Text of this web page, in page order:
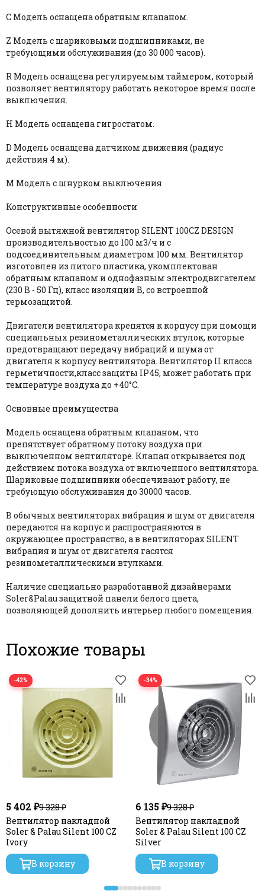
C Модель оснащена обратным клапаном.
Z Модель с шариковыми подшипниками, не
требующими обслуживания (до 30 000 часов).
R Модель оснащена регулируемым таймером, который
позволяет вентилятору работать некоторое время после
выключения.
H Модель оснащена гигростатом.
D Модель оснащена датчиком движения (радиус
действия 4 м).
М Модель с шнурком выключения
Конструктивные особенности
Осевой вытяжной вентилятор SILENT 100CZ DESIGN
производительностью до 100 м3/ч и с
подсоединительным диаметром 100 мм. Вентилятор
изготовлен из литого пластика, укомплектован
обратным клапаном и однофазным электродвигателем
(230 В - 50 Гц), класс изоляции B, со встроенной
термозащитой.
Двигатели вентилятора крепятся к корпусу при помощи
специальных резинометаллических втулок, которые
предотвращают передачу вибраций и шума от
двигателя к корпусу вентилятора. Вентилятор II класса
герметичности,класс защиты IP45, может работать при
температуре воздуха до +40°C.
Основные преимущества
Модель оснащена обратным клапаном, что
препятствует обратному потоку воздуха при
выключенном вентиляторе. Клапан открывается под
действием потока воздуха от включенного вентилятора.
Шариковые подшипники обеспечивают работу, не
требующую обслуживания до 30000 часов.
В обычных вентиляторах вибрация и шум от двигателя
передаются на корпус и распространяются в
окружающее пространство, а в вентиляторах SILENT
вибрация и шум от двигателя гасятся
резинометаллическими втулками.
Наличие специально разработанной дизайнерами
Soler&Palau защитной панели белого цвета,
позволяющей дополнить интерьер любого помещения.
Похожие товары
−42%
5 402 ₽9 328 ₽
Вентилятор накладной
Soler & Palau Silent 100 CZ
Ivory
В корзину
−34%
6 135 ₽9 328 ₽
Вентилятор накладной
Soler & Palau Silent 100 CZ
Silver
В корзину